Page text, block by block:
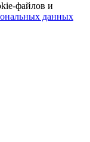
файлов и
данных